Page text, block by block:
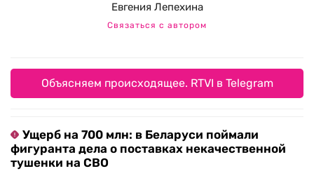
Евгения Лепехина
Связаться с автором
Объясняем происходящее. RTVI в Telegram
Ущерб на 700 млн: в Беларуси поймали
фигуранта дела о поставках некачественной
тушенки на СВО